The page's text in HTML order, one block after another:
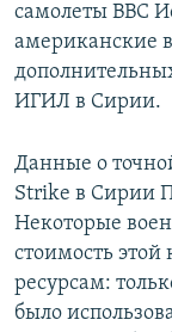
самолеты ВВС
американские
ИГИЛ в Сирии.
Данные о
Strike в Сирии
Некоторые
стоимость
ресурсам:
было